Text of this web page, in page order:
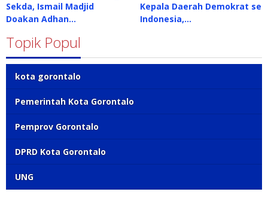
Sekda, Ismail Madjid
Doakan Adhan…
Kepala Daerah Demokrat se
Indonesia,…
Topik Popul
kota gorontalo
Pemerintah Kota Gorontalo
Pemprov Gorontalo
DPRD Kota Gorontalo
UNG